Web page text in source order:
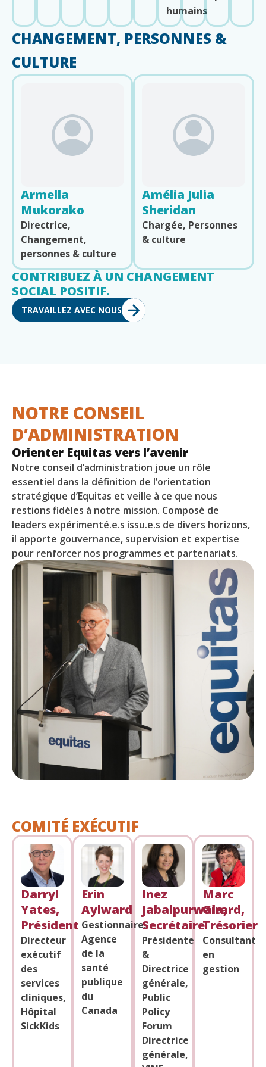
humains
CHANGEMENT, PERSONNES &
CULTURE
Armella
Mukorako
Directrice,
Changement,
personnes & culture
Amélia Julia
Sheridan
Chargée, Personnes
& culture
CONTRIBUEZ À UN CHANGEMENT
SOCIAL POSITIF.
TRAVAILLEZ AVEC NOUS
NOTRE CONSEIL
D’ADMINISTRATION
Orienter Equitas vers l’avenir
Notre conseil d’administration joue un rôle
essentiel dans la définition de l’orientation
stratégique d’Equitas et veille à ce que nous
restions fidèles à notre mission. Composé de
leaders expérimenté.e.s issu.e.s de divers horizons,
il apporte gouvernance, supervision et expertise
pour renforcer nos programmes et partenariats.
COMITÉ EXÉCUTIF
Darryl
Yates,
Président
Directeur
exécutif
des
services
cliniques,
Hôpital
SickKids
Erin
Aylward
Gestionnaire,
Agence
de la
santé
publique
du
Canada
Inez
Jabalpurwala,
Secrétaire
Présidente
&
Directrice
générale,
Public
Policy
Forum
Directrice
générale,
Marc
Girard,
Trésorier
Consultant
en
gestion